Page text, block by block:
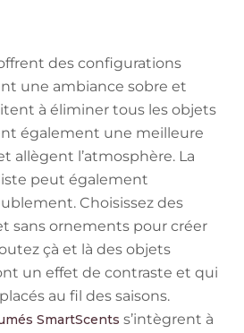
des configurations
une ambiance sobre et
à éliminer tous les objets
également une meilleure
allègent l’atmosphère. La
peut également
Choisissez des
sans ornements pour créer
çà et là des objets
un effet de contraste et qui
au fil des saisons.
SmartScents s’intègrent à